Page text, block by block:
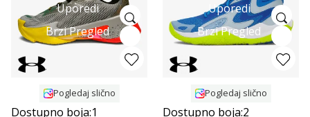
Uporedi
Brzi Pregled
Pogledaj slično
Dostupno boja:1
Uporedi
Brzi Pregled
Pogledaj slično
Dostupno boja:2